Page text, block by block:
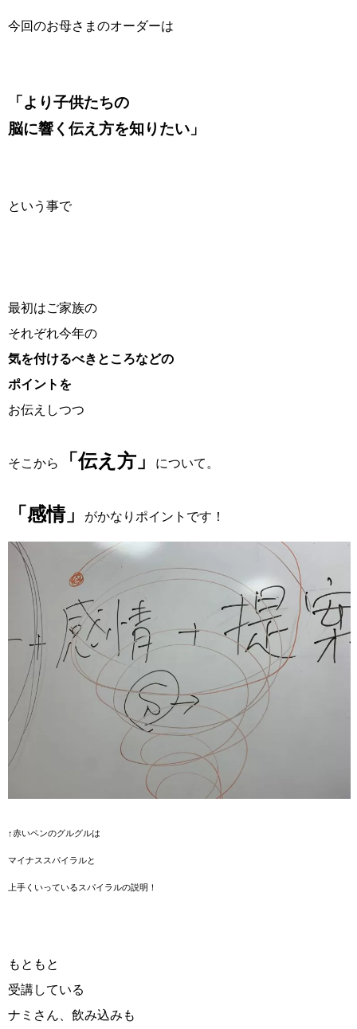
今回のお母さまのオーダーは
「より子供たちの
脳に響く伝え方を知りたい」
という事で
最初はご家族の
それぞれ今年の
気を付けるべきところなどの
ポイントを
お伝えしつつ
そこから 「伝え方」 について。
「感情」 がかなりポイントです！
↑赤いペンのグルグルは
マイナススパイラルと
上手くいっているスパイラルの説明！
もともと
受講している
ナミさん、飲み込みも